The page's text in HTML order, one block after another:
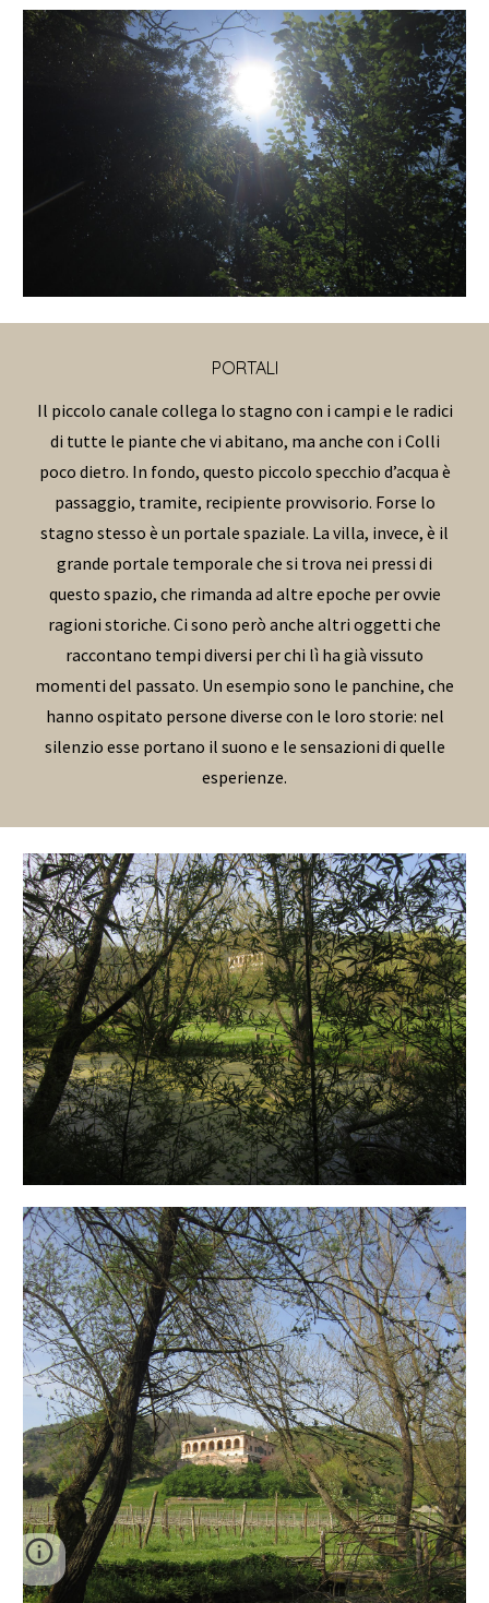
PORTALI
Il piccolo canale collega lo stagno con i campi e le radici
di tutte le piante che vi abitano, ma anche con i Colli
poco dietro. In fondo, questo piccolo specchio d’acqua è
passaggio, tramite, recipiente provvisorio. Forse lo
stagno stesso è un portale spaziale. La villa, invece, è il
grande portale temporale che si trova nei pressi di
questo spazio, che rimanda ad altre epoche per ovvie
ragioni storiche. Ci sono però anche altri oggetti che
raccontano tempi diversi per chi lì ha già vissuto
momenti del passato. Un esempio sono le panchine, che
hanno ospitato persone diverse con le loro storie: nel
silenzio esse portano il suono e le sensazioni di quelle
esperienze.